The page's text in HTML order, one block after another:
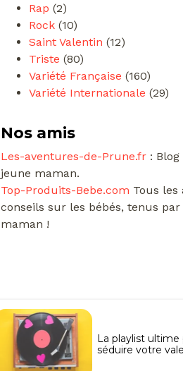
Rap (2)
Rock (10)
Saint Valentin (12)
Triste (80)
Variété Française (160)
Variété Internationale (29)
Nos amis
Les-aventures-de-Prune.fr :
jeune maman.
Top-Produits-Bebe.com Tous les
conseils sur les bébés, tenus par
maman !
La playlist ultime
séduire votre